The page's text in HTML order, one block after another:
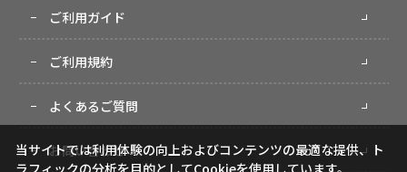
ご利用ガイド
ご利用規約
よくあるご質問
お問い合わせ
当サイトでは利用体験の向上およびコンテンツの最適な提供、ト